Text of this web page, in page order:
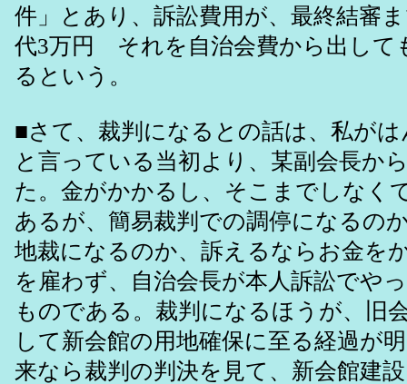
件」とあり、訴訟費用が、最終結審
代3万円 それを自治会費から出して
るという。
■さて、裁判になるとの話は、私が
と言っている当初より、某副会長か
た。金がかかるし、そこまでしなく
あるが、簡易裁判での調停になるの
地裁になるのか、訴えるならお金を
を雇わず、自治会長が本人訴訟でや
ものである。裁判になるほうが、旧
して新会館の用地確保に至る経過が
来なら裁判の判決を見て、新会館建